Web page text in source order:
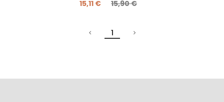
15,11 € 15,90 €
1